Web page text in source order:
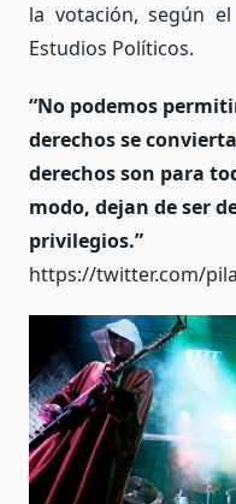
la votación, según
Estudios Políticos.
“No podemos
derechos se
derechos son para
modo, dejan de ser
privilegios.”
https://twitter.com/